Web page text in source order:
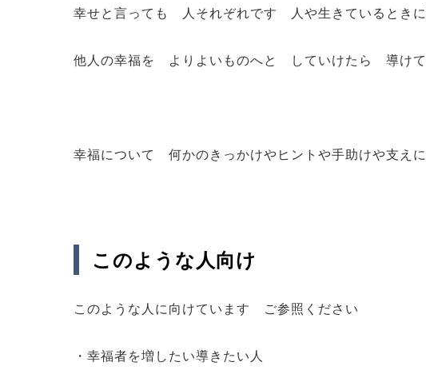
幸せと言っても 人それぞれです 人や生きているときに
他人の幸福を よりよいものへと していけたら 導けて
幸福について 何かのきっかけやヒントや手助けや支え
このような人向け
このような人に向けています ご参照ください
・幸福者を増したい導きたい人